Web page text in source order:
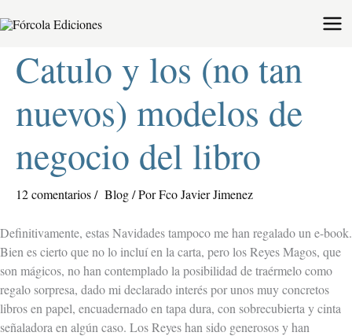
al
Catulo y los (no tan
nuevos) modelos de
negocio del libro
12 comentarios/ Blog/ PorFco Javier Jimenez
Definitivamente, estas Navidades tampoco me han regalado un e-book.
Bien es cierto que no lo incluí en la carta, pero los Reyes Magos, que
son mágicos, no han contemplado la posibilidad de traérmelo como
regalo sorpresa, dado mi declarado interés por unos muy concretos
libros en papel, encuadernado en tapa dura, con sobrecubierta y cinta
señaladora en algún caso. Los Reyes han sido generosos y han